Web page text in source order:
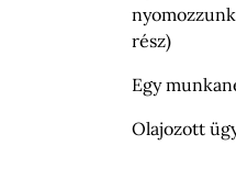
rész)
Egy
Olajozott